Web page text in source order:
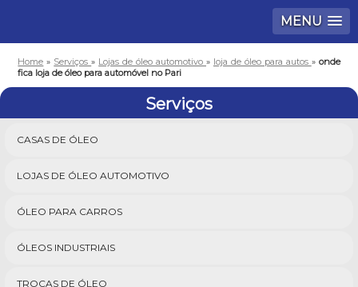
MENU
Home » Serviços» Lojas de óleo automotivo » loja de óleo para autos » onde
fica loja de óleo para automóvel no Pari
Serviços
CASAS DE ÓLEO
LOJAS DE ÓLEO AUTOMOTIVO
ÓLEO PARA CARROS
ÓLEOS INDUSTRIAIS
TROCAS DE ÓLEO